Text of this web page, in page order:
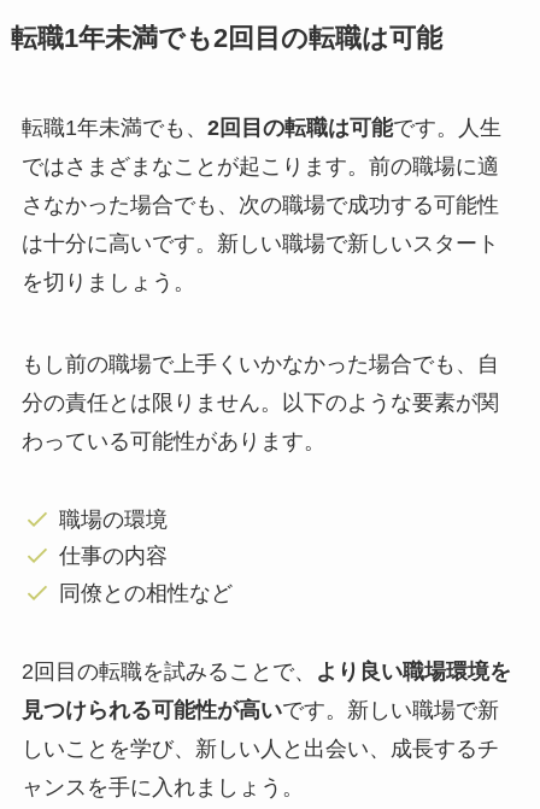
転職1年未満でも2回目の転職は可能
転職1年未満でも、 2回目の転職は可能です。人生
ではさまざまなことが起こります。前の職場に適
さなかった場合でも、次の職場で成功する可能性
は十分に高いです。新しい職場で新しいスタート
を切りましょう。
もし前の職場で上手くいかなかった場合でも、自
分の責任とは限りません。以下のような要素が関
わっている可能性があります。
職場の環境
仕事の内容
同僚との相性など
2回目の転職を試みることで、
より良い職場環境を
見つけられる可能性が高いです。新しい職場で新
しいことを学び、新しい人と出会い、成長するチ
ャンスを手に入れましょう。